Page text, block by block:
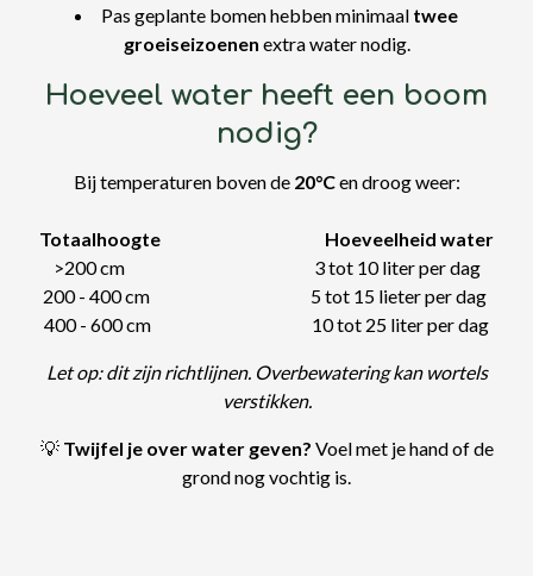
Pas geplante bomen hebben minimaal twee
groeiseizoenen extra water nodig.
Hoeveel water heeft een boom
nodig?
Bij temperaturen boven de 20°Cen droog weer:
Totaalhoogte
Hoeveelheid water
>200 cm 3 tot 10 liter per dag
200 - 400 cm 5 tot 15 lieter per dag
400 - 600 cm 10 tot 25 liter per dag
Let op: dit zijn richtlijnen. Overbewatering kan wortels
verstikken.
💡 Twijfel je over water geven? Voel met je hand of de
grond nog vochtig is.